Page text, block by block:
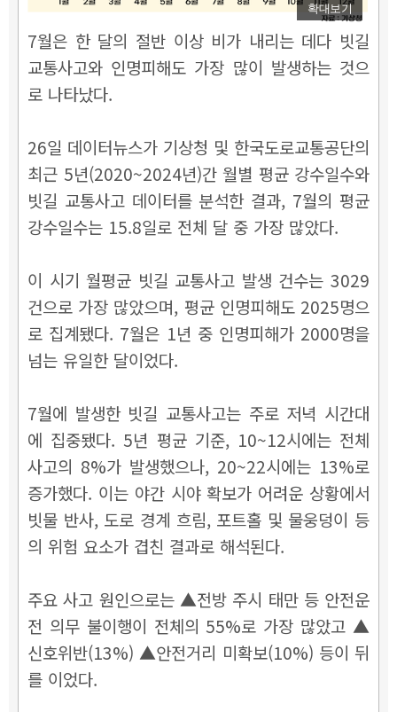
확대보기
7월은 한 달의 절반 이상 비가 내리는 데다 빗길
교통사고와 인명피해도 가장 많이 발생하는 것으
로 나타났다.
26일 데이터뉴스가 기상청 및 한국도로교통공단의
최근 5년(2020~2024년)간 월별 평균 강수일수와
빗길 교통사고 데이터를 분석한 결과, 7월의 평균
강수일수는 15.8일로 전체 달 중 가장 많았다.
이 시기 월평균 빗길 교통사고 발생 건수는 3029
건으로 가장 많았으며, 평균 인명피해도 2025명으
로 집계됐다. 7월은 1년 중 인명피해가 2000명을
넘는 유일한 달이었다.
7월에 발생한 빗길 교통사고는 주로 저녁 시간대
에 집중됐다. 5년 평균 기준, 10~12시에는 전체
사고의 8%가 발생했으나, 20~22시에는 13%로
증가했다. 이는 야간 시야 확보가 어려운 상황에서
빗물 반사, 도로 경계 흐림, 포트홀 및 물웅덩이 등
의 위험 요소가 겹친 결과로 해석된다.
주요 사고 원인으로는 ▲전방 주시 태만 등 안전운
전 의무 불이행이 전체의 55%로 가장 많았고 ▲
신호위반(13%) ▲안전거리 미확보(10%) 등이 뒤
를 이었다.